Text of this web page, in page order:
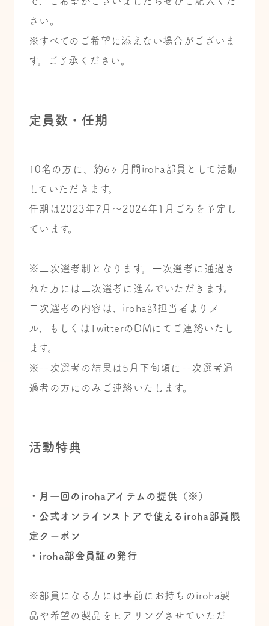
さい。
※すべてのご希望に添えない場合がございま
す。ご了承ください。
定員数・任期
10名の方に、約6ヶ月間iroha部員として活動
していただきます。
任期は2023年7月～2024年1月ごろを予定し
ています。
※二次選考制となります。一次選考に通過さ
れた方には二次選考に進んでいただきます。
二次選考の内容は、iroha部担当者よりメー
ル、もしくはTwitterのDMにてご連絡いたし
ます。
※一次選考の結果は5月下旬頃に一次選考通
過者の方にのみご連絡いたします。
活動特典
・月一回のirohaアイテムの提供（※）
・公式オンラインストアで使えるiroha部員限
定クーポン
・iroha部会員証の発行
※部員になる方には事前にお持ちのiroha製
品や希望の製品をヒアリングさせていただ